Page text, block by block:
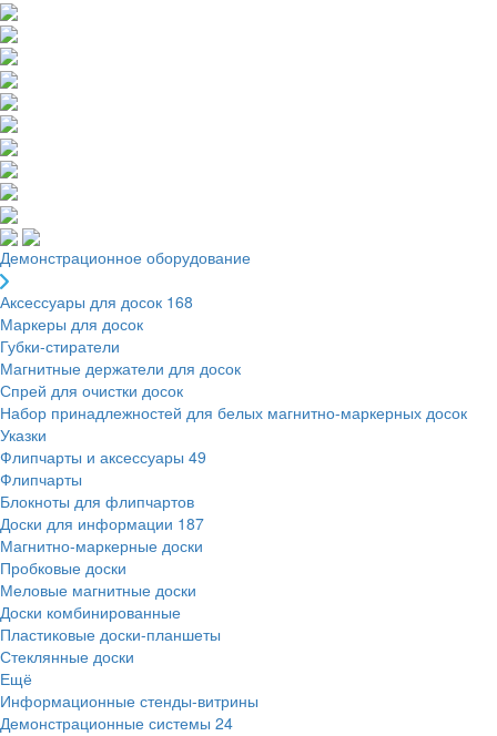
Демонстрационное оборудование
Аксессуары для досок 168
Маркеры для досок
Губки-стиратели
Магнитные держатели для досок
Спрей для очистки досок
Набор принадлежностей для белых магнитно-маркерных досок
Указки
Флипчарты и аксессуары 49
Флипчарты
Блокноты для флипчартов
Доски для информации 187
Магнитно-маркерные доски
Пробковые доски
Меловые магнитные доски
Доски комбинированные
Пластиковые доски-планшеты
Стеклянные доски
Ещё
Информационные стенды-витрины
Демонстрационные системы 24